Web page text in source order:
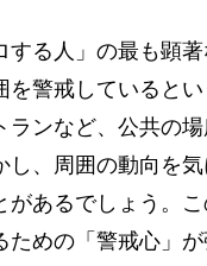
する人」の最も顕
を警戒していると
ランなど、公共の場
し、周囲の動向を
があるでしょう。こ
ための「警戒心」